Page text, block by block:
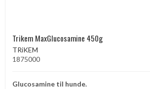
Trikem MaxGlucosamine 450g
TRiKEM
1875000
Glucosamine til hunde.